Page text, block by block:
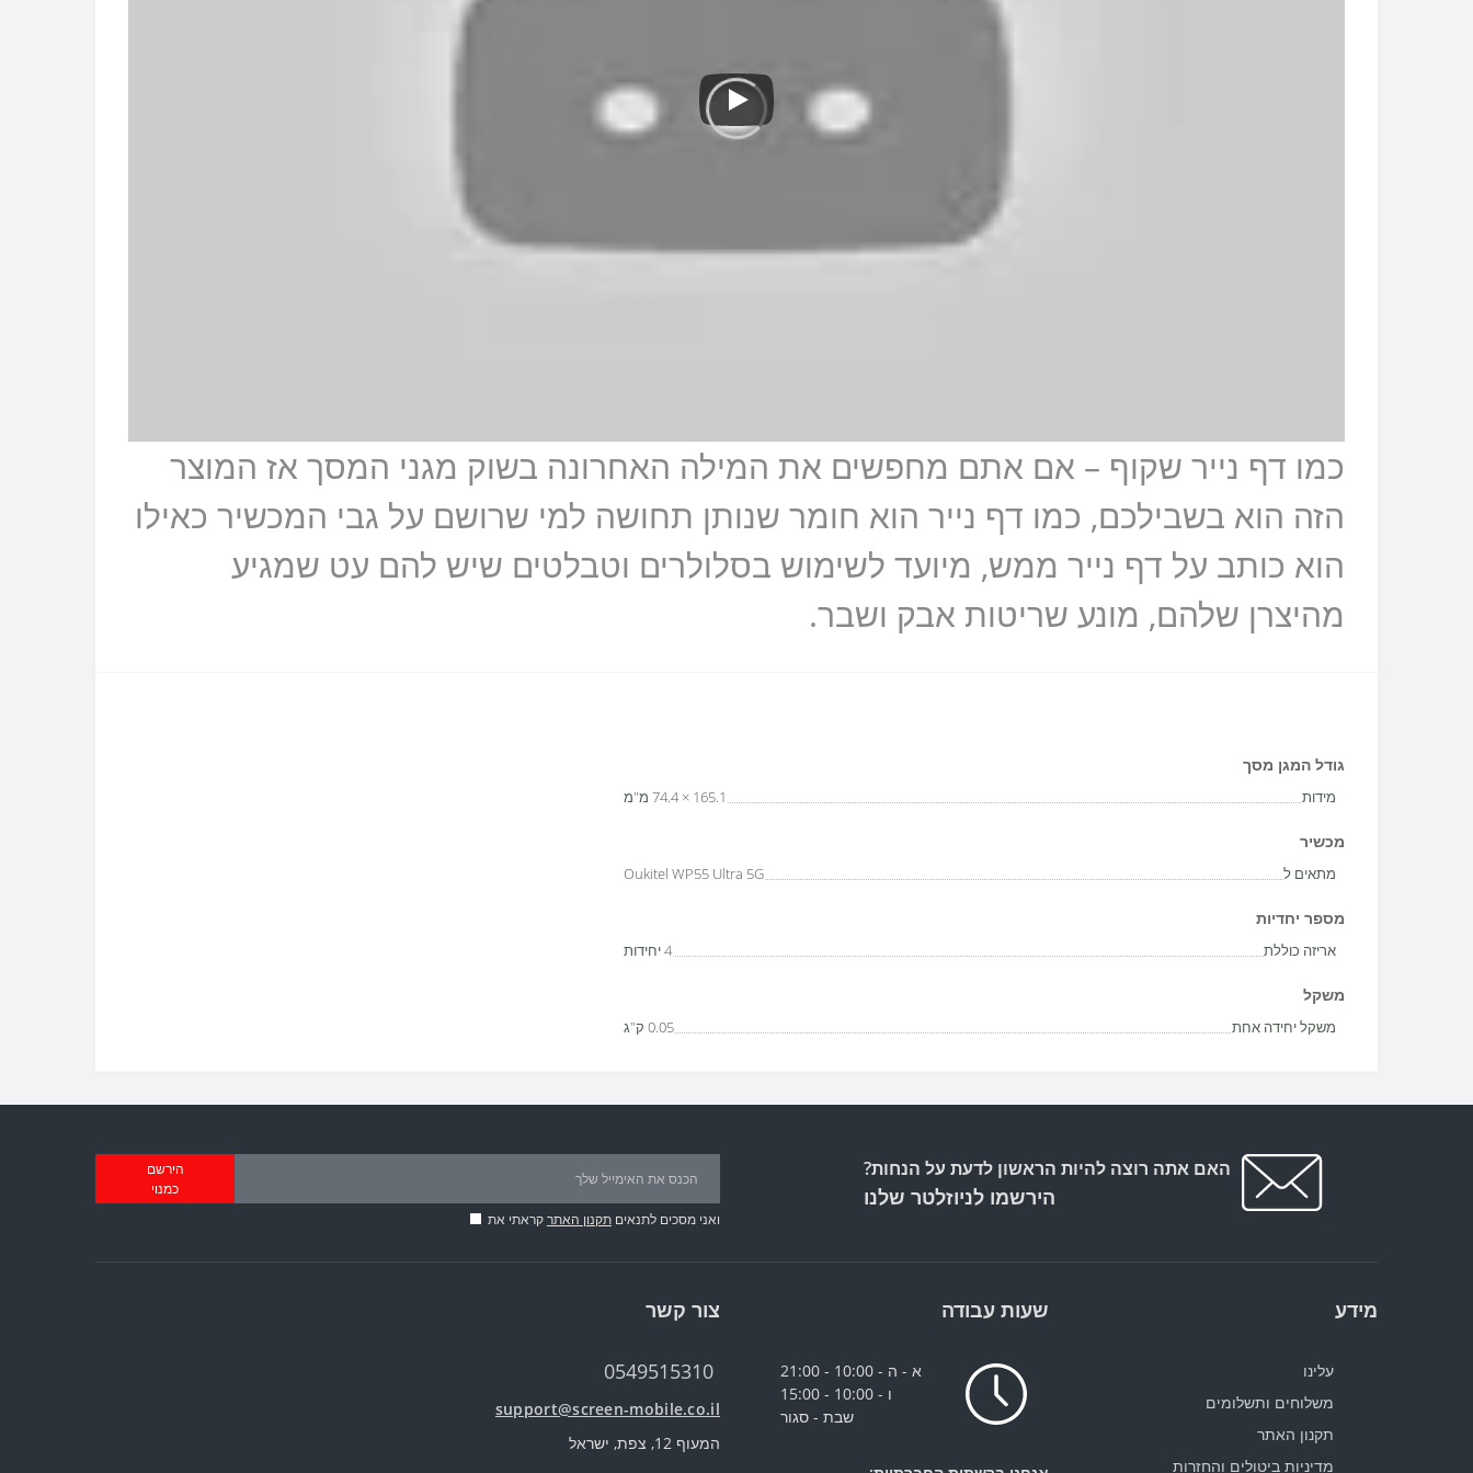
כמו דף נייר שקוף – אם אתם מחפשים את המילה האחרונה בשוק מגני המסך אז המוצר
הזה הוא בשבילכם, כמו דף נייר הוא חומר שנותן תחושה למי שרושם על גבי המכשיר כאילו
הוא כותב על דף נייר ממש, מיועד לשימוש בסלולרים וטבלטים שיש להם עט שמגיע
מהיצרן שלהם, מונע שריטות אבק ושבר.
גודל המגן מסך
מידות 165.1 × 74.4 מ"מ
מכשיר
מתאים ל Oukitel WP55 Ultra 5G
מספר יחדיות
אריזה כוללת 4 יחידות
משקל
משקל יחידה אחת 0.05 ק"ג
האם אתה רוצה להיות הראשון לדעת על הנחות?
הירשמו לניוזלטר שלנו
הירשם
כמנוי
ואני מסכים לתנאים תקנון האתרקראתי את
מידע
עלינו
משלוחים ותשלומים
תקנון האתר
מדיניות ביטולים והחזרות
שעות עבודה
א - ה - 10:00 - 21:00
ו - 10:00 - 15:00
שבת - סגור
צור קשר
0549515310
support@screen-mobile.co.il
המעוף 12, צפת, ישראל